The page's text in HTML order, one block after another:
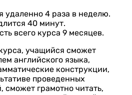
удаленно 4 раза в неделю.
40 минут.
всего курса 9 месяцев.
учащийся сможет
английского языка,
конструкции,
проведенных
сможет грамотно читать,